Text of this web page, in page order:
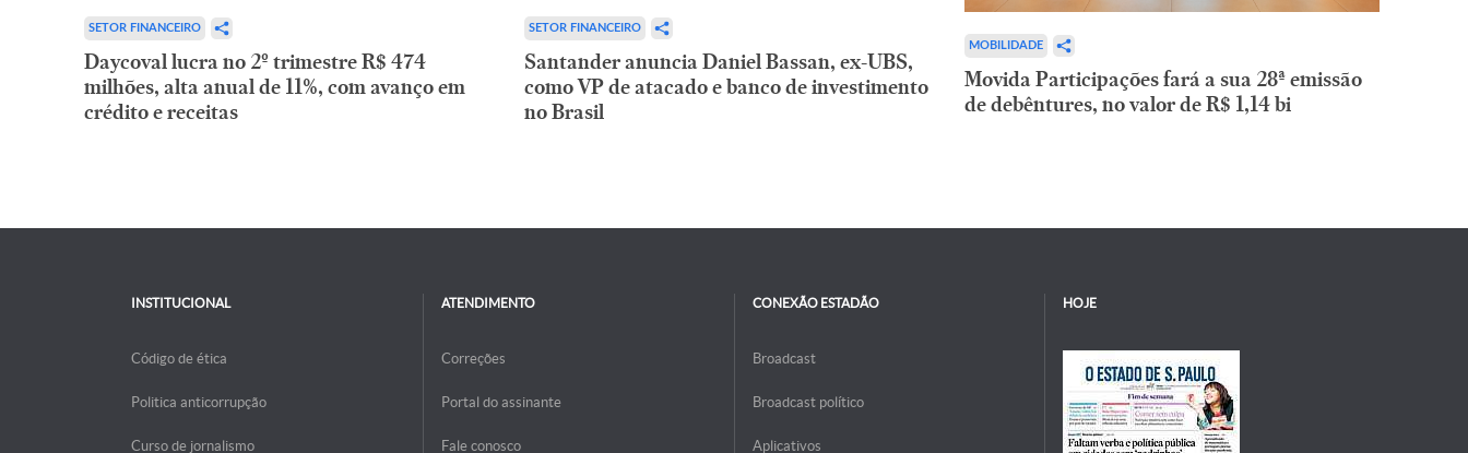
SETOR FINANCEIRO
Daycoval lucra no 2º trimestre R$ 474
milhões, alta anual de 11%, com avanço em
crédito e receitas
SETOR FINANCEIRO
Santander anuncia Daniel Bassan, ex-UBS,
como VP de atacado e banco de investimento
no Brasil
MOBILIDADE
Movida Participações fará a sua 28ª emissão
de debêntures, no valor de R$ 1,14 bi
INSTITUCIONAL
Código de ética
Politica anticorrupção
Curso de jornalismo
ATENDIMENTO
Correções
Portal do assinante
Fale conosco
CONEXÃO ESTADÃO
Broadcast
Broadcast político
Aplicativos
HOJE